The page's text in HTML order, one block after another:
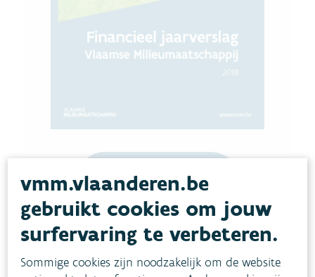
Download pdf
vmm.vlaanderen.be
gebruikt cookies om jouw
surfervaring te verbeteren.
Sommige cookies zijn noodzakelijk om de website